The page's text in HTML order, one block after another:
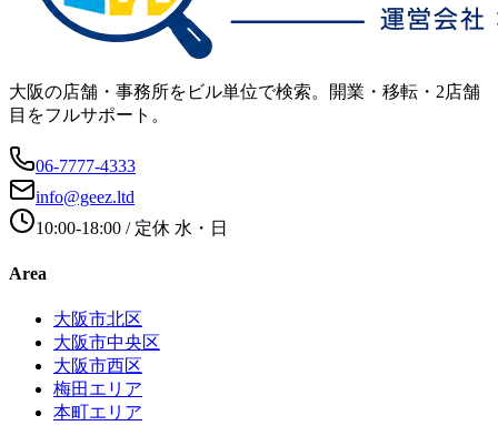
大阪の店舗・事務所をビル単位で検索。開業・移転・2店舗
目をフルサポート。
06-7777-4333
info@geez.ltd
10:00-18:00 / 定休 水・日
Area
大阪市北区
大阪市中央区
大阪市西区
梅田エリア
本町エリア